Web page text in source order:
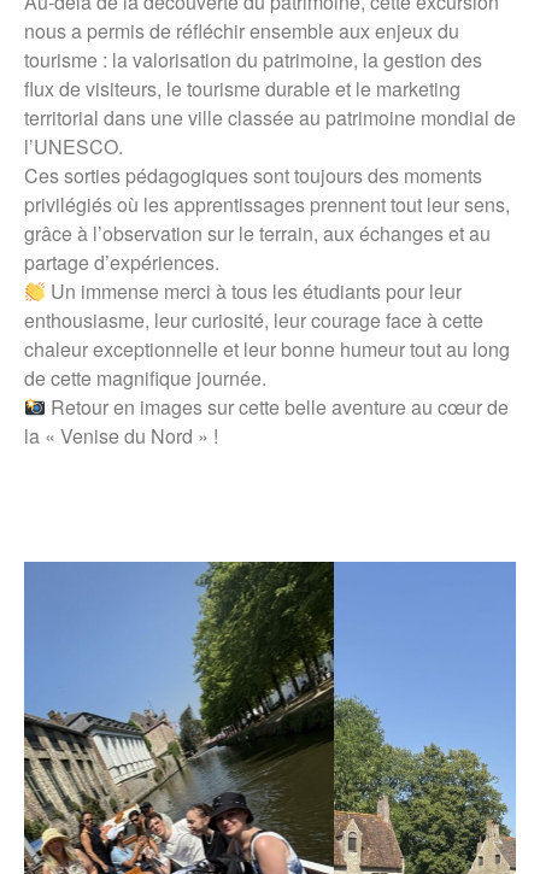
nous a permis de réfléchir ensemble aux enjeux du
tourisme : la valorisation du patrimoine, la gestion des
flux de visiteurs, le tourisme durable et le marketing
territorial dans une ville classée au patrimoine mondial de
l’UNESCO.
Ces sorties pédagogiques sont toujours des moments
privilégiés où les apprentissages prennent tout leur sens,
grâce à l’observation sur le terrain, aux échanges et au
partage d’expériences.
Un immense merci à tous les étudiants pour leur
enthousiasme, leur curiosité, leur courage face à cette
chaleur exceptionnelle et leur bonne humeur tout au long
de cette magnifique journée.
Retour en images sur cette belle aventure au cœur de
la « Venise du Nord » !